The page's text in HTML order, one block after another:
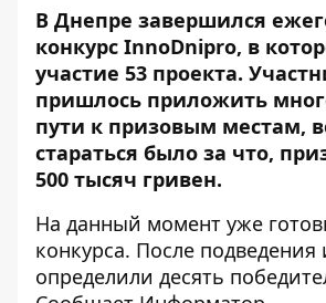
В Днепре завершился
конкурс InnoDnipro, в
участие 53 проекта.
пришлось приложить
пути к призовым местам,
стараться было за что,
500 тысяч гривен.
На данный момент уже
конкурса. После
определили десять